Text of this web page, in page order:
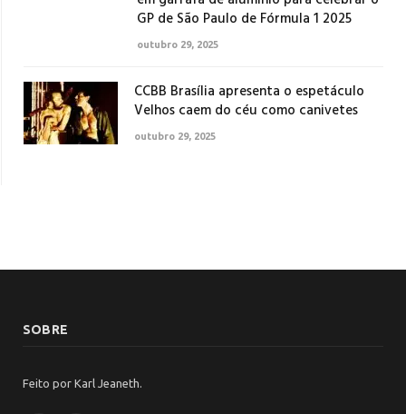
GP de São Paulo de Fórmula 1 2025
outubro 29, 2025
CCBB Brasília apresenta o espetáculo
Velhos caem do céu como canivetes
outubro 29, 2025
SOBRE
Feito por Karl Jeaneth.